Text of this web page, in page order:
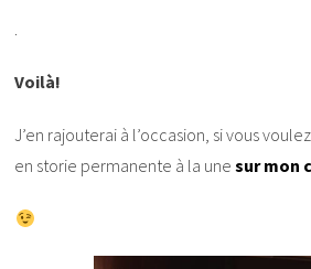
.
Voilà!
J’en rajouterai à l’occasion, si vous
en storie permanente à la une sur mon